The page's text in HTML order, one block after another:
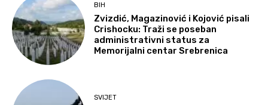
BIH
Zvizdić, Magazinović i Kojović pisali
Crishocku: Traži se poseban
administrativni status za
Memorijalni centar Srebrenica
SVIJET